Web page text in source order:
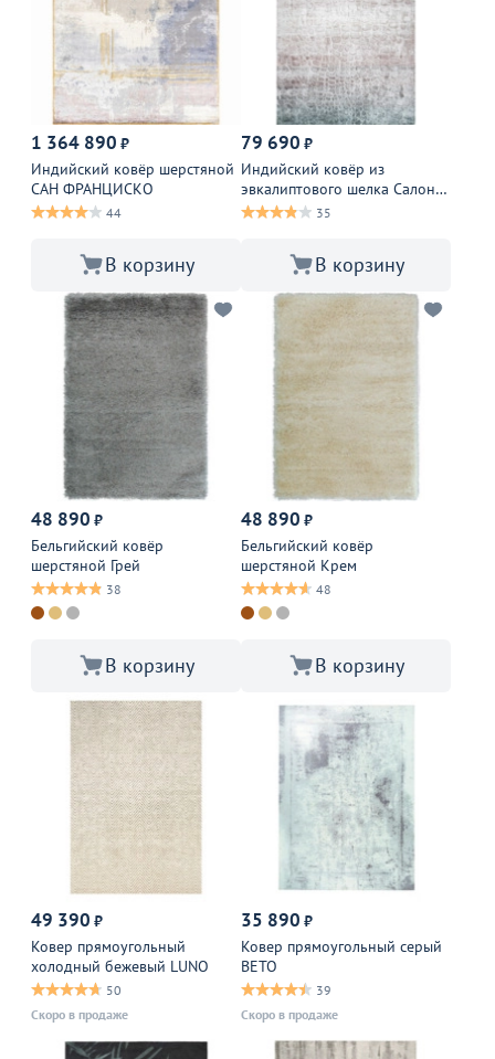
1 364 890 ₽
Индийский ковёр шерстяной
САН ФРАНЦИСКО
44
В корзину
79 690 ₽
Индийский ковёр из
эвкалиптового шелка Салон
Ди Милано МЛТ
35
В корзину
48 890 ₽
Бельгийский ковёр
шерстяной Грей
38
В корзину
48 890 ₽
Бельгийский ковёр
шерстяной Крем
48
В корзину
49 390 ₽
Ковер прямоугольный
холодный бежевый LUNO
50
Скоро в продаже
35 890 ₽
Ковер прямоугольный серый
ВЕТО
39
Скоро в продаже